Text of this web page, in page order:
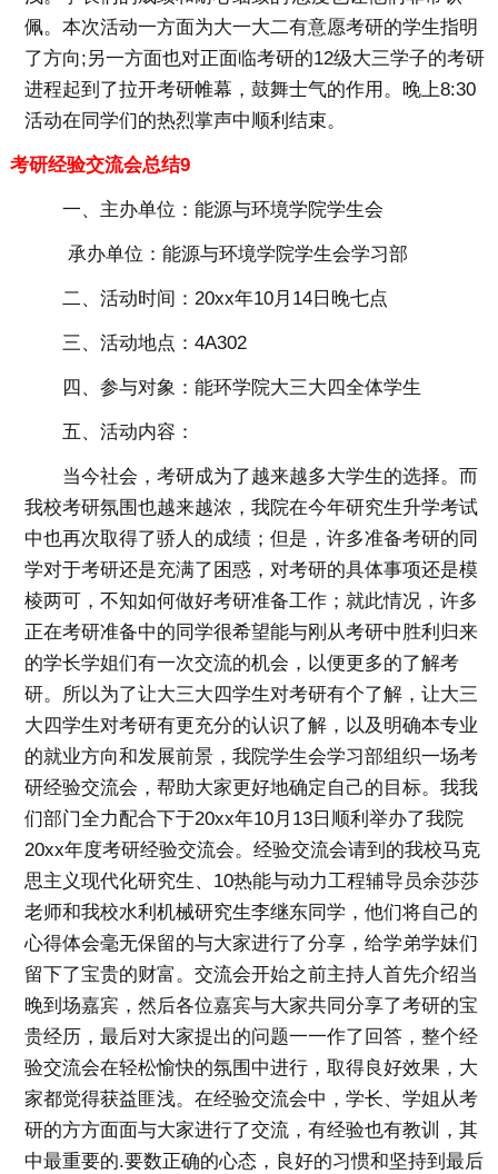
佩。本次活动一方面为大一大二有意愿考研的学生指明
了方向;另一方面也对正面临考研的12级大三学子的考研
进程起到了拉开考研帷幕，鼓舞士气的作用。晚上8:30
活动在同学们的热烈掌声中顺利结束。
考研经验交流会总结9
一、主办单位：能源与环境学院学生会
承办单位：能源与环境学院学生会学习部
二、活动时间：20xx年10月14日晚七点
三、活动地点：4A302
四、参与对象：能环学院大三大四全体学生
五、活动内容：
当今社会，考研成为了越来越多大学生的选择。而
我校考研氛围也越来越浓，我院在今年研究生升学考试
中也再次取得了骄人的成绩；但是，许多准备考研的同
学对于考研还是充满了困惑，对考研的具体事项还是模
棱两可，不知如何做好考研准备工作；就此情况，许多
正在考研准备中的同学很希望能与刚从考研中胜利归来
的学长学姐们有一次交流的机会，以便更多的了解考
研。所以为了让大三大四学生对考研有个了解，让大三
大四学生对考研有更充分的认识了解，以及明确本专业
的就业方向和发展前景，我院学生会学习部组织一场考
研经验交流会，帮助大家更好地确定自己的目标。我我
们部门全力配合下于20xx年10月13日顺利举办了我院
20xx年度考研经验交流会。经验交流会请到的我校马克
思主义现代化研究生、10热能与动力工程辅导员余莎莎
老师和我校水利机械研究生李继东同学，他们将自己的
心得体会毫无保留的与大家进行了分享，给学弟学妹们
留下了宝贵的财富。交流会开始之前主持人首先介绍当
晚到场嘉宾，然后各位嘉宾与大家共同分享了考研的宝
贵经历，最后对大家提出的问题一一作了回答，整个经
验交流会在轻松愉快的氛围中进行，取得良好效果，大
家都觉得获益匪浅。在经验交流会中，学长、学姐从考
研的方方面面与大家进行了交流，有经验也有教训，其
中最重要的.要数正确的心态，良好的习惯和坚持到最后